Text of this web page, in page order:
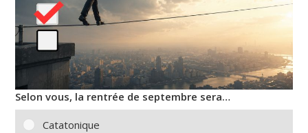
Selon vous, la rentrée de septembre sera…
Catatonique